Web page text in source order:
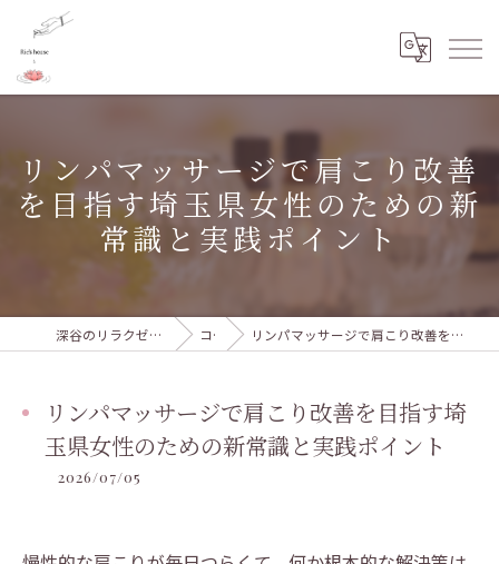
リンパマッサージで肩こり改善
を目指す埼玉県女性のための新
常識と実践ポイント
深谷のリラクゼーションならRie's house コラム リンパマッサージで肩こり改善を目指す埼玉県女性のための新常識と実践ポイント
リンパマッサージで肩こり改善を目指す埼
玉県女性のための新常識と実践ポイント
2026/07/05